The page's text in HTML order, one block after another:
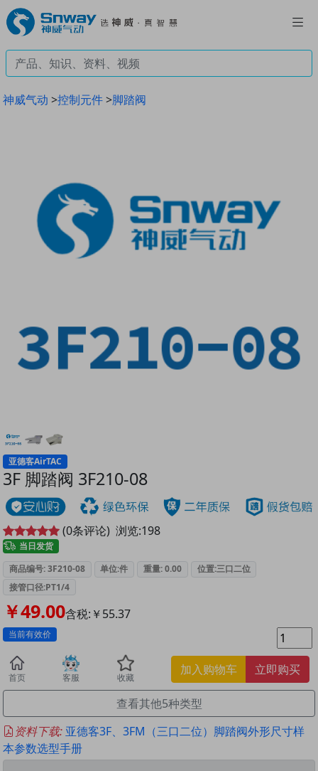
神威气动 >控制元件>脚踏阀
亚德客AirTAC
3F 脚踏阀 3F210-08
(0条评论) 浏览:198
当日发货
商品编号: 3F210-08
单位:件 重量: 0.00
位置:三口二位
接管口径:PT1/4
￥49.00含税:￥55.37
当前有效价
首页 客服 收藏
加入购物车 立即购买
查看其他5种类型
资料下载: 亚德客3F、3FM（三口二位）脚踏阀外形尺寸样
本参数选型手册